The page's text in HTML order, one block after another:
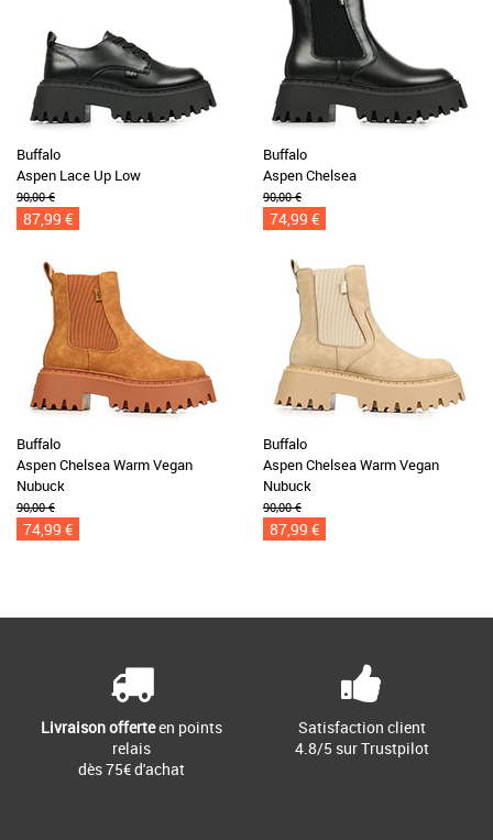
Buffalo
Aspen Lace Up Low
90,00 €
87,99 €
Buffalo
Aspen Chelsea
90,00 €
74,99 €
Buffalo
Aspen Chelsea Warm Vegan
Nubuck
90,00 €
74,99 €
Buffalo
Aspen Chelsea Warm Vegan
Nubuck
90,00 €
87,99 €
Livraison offerteen points
relais
dès 75€ d'achat
Satisfaction client
4.8/5 sur Trustpilot